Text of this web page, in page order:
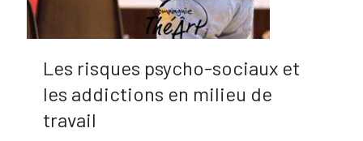
Les risques psycho-sociaux et
les addictions en milieu de
travail